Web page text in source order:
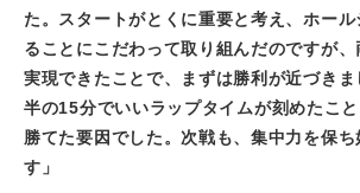
た。スタートがとくに重要と考え、ホー
ることにこだわって取り組んだのですが
実現できたことで、まずは勝利が近づき
半の15分でいいラップタイムが刻めたこ
勝てた要因でした。次戦も、集中力を保ち
す」